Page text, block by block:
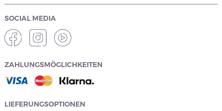
SOCIAL MEDIA
ZAHLUNGSMÖGLICHKEITEN
LIEFERUNGSOPTIONEN